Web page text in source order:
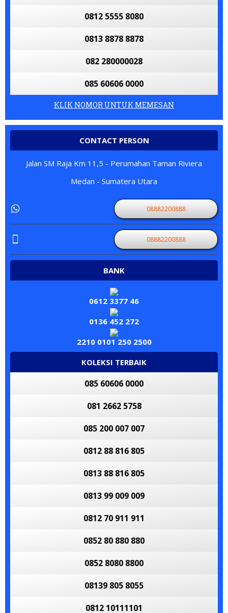
0812 5555 8080
0813 8878 8878
082 280000028
085 60606 0000
KLIK NOMOR UNTUK MEMESAN
CONTACT PERSON
Jalan SM Raja Km 11,5 - Perumahan Taman Riviera
Medan - Sumatera Utara
08882200888
08882200888
BANK
0612 3377 46
0136 452 272
2210 0101 250 2500
KOLEKSI TERBAIK
085 60606 0000
081 2662 5758
085 200 007 007
0812 88 816 805
0813 88 816 805
0813 99 009 009
0812 70 911 911
0852 80 880 880
0852 8080 8800
08139 805 8055
0812 10111101